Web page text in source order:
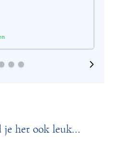
je het ook leuk...